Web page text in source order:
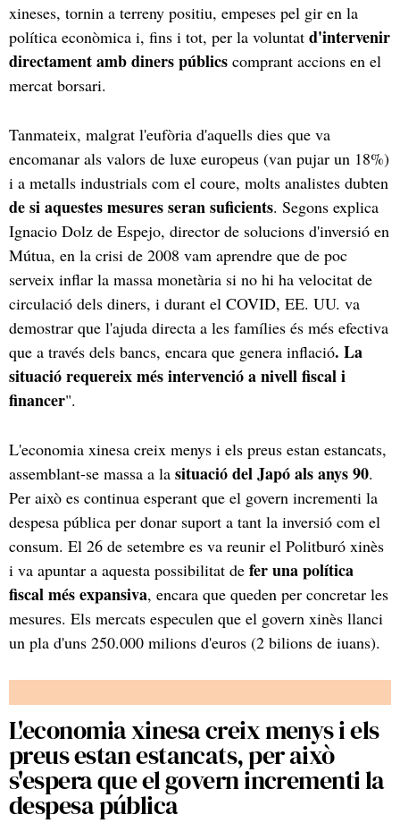
xineses, tornin a terreny positiu, empeses pel gir en la
política econòmica i, fins i tot, per la voluntat d'intervenir
directament amb diners públics comprant accions en el
mercat borsari.
Tanmateix, malgrat l'eufòria d'aquells dies que va
encomanar als valors de luxe europeus (van pujar un 18%)
i a metalls industrials com el coure, molts analistes dubten
de si aquestes mesures seran suficients. Segons explica
Ignacio Dolz de Espejo, director de solucions d'inversió en
Mútua, en la crisi de 2008 vam aprendre que de poc
serveix inflar la massa monetària si no hi ha velocitat de
circulació dels diners, i durant el COVID, EE. UU. va
demostrar que l'ajuda directa a les famílies és més efectiva
que a través dels bancs, encara que genera inflació. La
situació requereix més intervenció a nivell fiscal i
financer".
L'economia xinesa creix menys i els preus estan estancats,
assemblant-se massa a la situació del Japó als anys 90.
Per això es continua esperant que el govern incrementi la
despesa pública per donar suport a tant la inversió com el
consum. El 26 de setembre es va reunir el Politburó xinès
i va apuntar a aquesta possibilitat de fer una política
fiscal més expansiva, encara que queden per concretar les
mesures. Els mercats especulen que el govern xinès llanci
un pla d'uns 250.000 milions d'euros (2 bilions de iuans).
L'economia xinesa creix menys i els
preus estan estancats, per això
s'espera que el govern incrementi la
despesa pública